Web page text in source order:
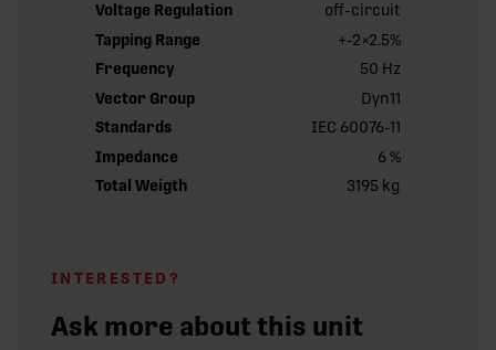
Voltage Regulation
off-circuit
Tapping Range
+-2×2.5%
Frequency
50 Hz
Vector Group
Dyn11
Standards
IEC 60076-11
Impedance
6 %
Total Weigth
3195 kg
INTERESTED?
Ask more about this unit